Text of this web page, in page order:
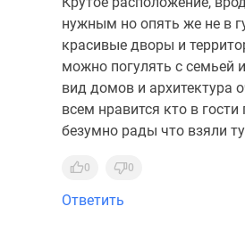
нужным но опять же не в
красивые дворы и
можно погулять с семьей
вид домов и архитектура
всем нравится кто в
безумно рады что взяли
0 0
Ответить